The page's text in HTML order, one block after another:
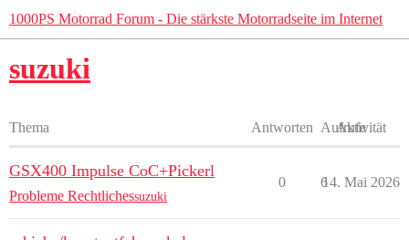
1000PS Motorrad Forum - Die stärkste Motorradseite im Internet
suzuki
Thema Antworten Aufrufe
Aktivität
GSX400 Impulse CoC+Pickerl
Probleme Rechtlichessuzuki
0 614. Mai 2026